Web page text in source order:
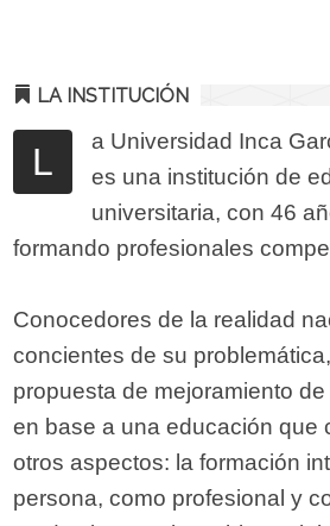
LA INSTITUCIÓN
L
a Universidad Inca
es una institución de
universitaria, con 46
formando profesionales
Conocedores de la realidad
concientes de su
propuesta de mejoramiento
en base a una educación que
otros aspectos: la formación
persona, como profesional y